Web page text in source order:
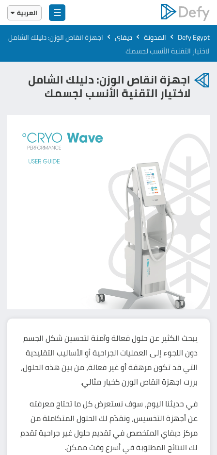
☰
العربية
English
العربية
Defy Egypt
› المدونة › ديفاي › اجهزة انقاص الوزن​: دليلك الشامل
لاختيار التقنية الأنسب لجسمك
اجهزة انقاص الوزن​: دليلك الشامل
لاختيار التقنية الأنسب لجسمك
يبحث الكثير عن حلول فعالة وآمنة لتحسين شكل الجسم
دون اللجوء إلى العمليات الجراحية أو الأساليب التقليدية
التي قد تكون مرهقة أو غير فعالة، من بين هذه الحلول،
برزت اجهزة انقاص الوزن كخيار مثالي.
في حديثنا اليوم، سوف نستعرض كل ما تحتاج معرفته
عن أجهزة التخسيس، ونقدّم لك الحلول المتكاملة من
مركز ديفاي المتخصص في تقديم حلول غير جراحية تقدم
لك النتائج المطلوبة في أسرع وقت ممكن.